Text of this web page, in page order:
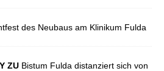
des Neubaus am Klinikum Fulda
ZU Bistum Fulda distanziert sich von